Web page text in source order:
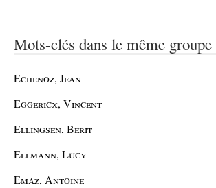
Mots-clés dans le même groupe
Echenoz, Jean
Eggericx, Vincent
Ellingsen, Berit
Ellmann, Lucy
Emaz, Antoine